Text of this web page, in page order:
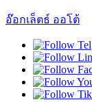
อ๊อกเล็ตธ์ ออโต้